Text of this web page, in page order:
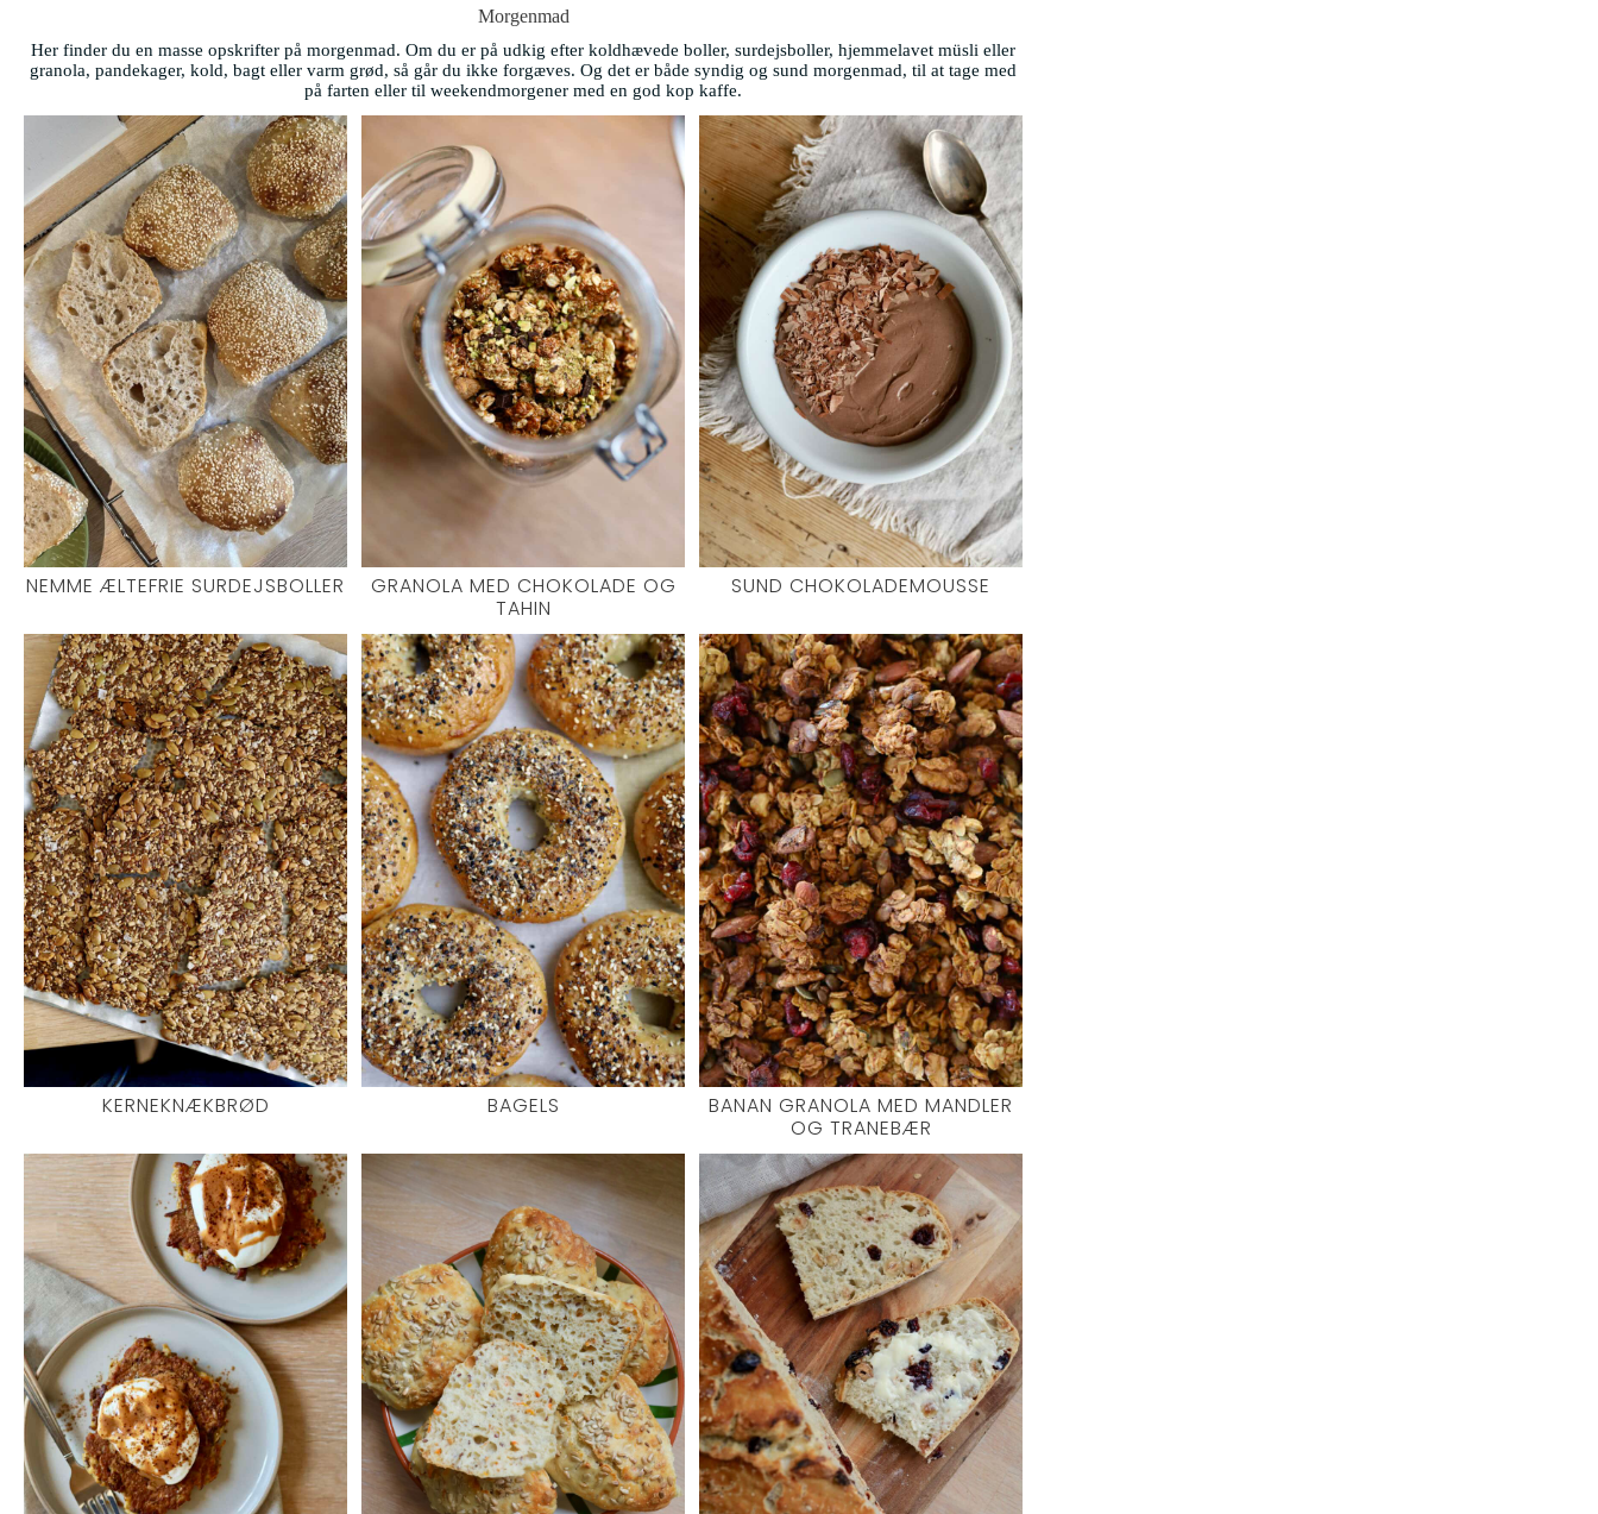
Morgenmad
Her finder du en masse opskrifter på morgenmad. Om du er på udkig efter koldhævede boller, surdejsboller, hjemmelavet müsli eller
granola, pandekager, kold, bagt eller varm grød, så går du ikke forgæves. Og det er både syndig og sund morgenmad, til at tage med
på farten eller til weekendmorgener med en god kop kaffe.
NEMME ÆLTEFRIE SURDEJSBOLLER
GRANOLA MED CHOKOLADE OG
TAHIN
SUND CHOKOLADEMOUSSE
KERNEKNÆKBRØD BAGELS
BANAN GRANOLA MED MANDLER
OG TRANEBÆR